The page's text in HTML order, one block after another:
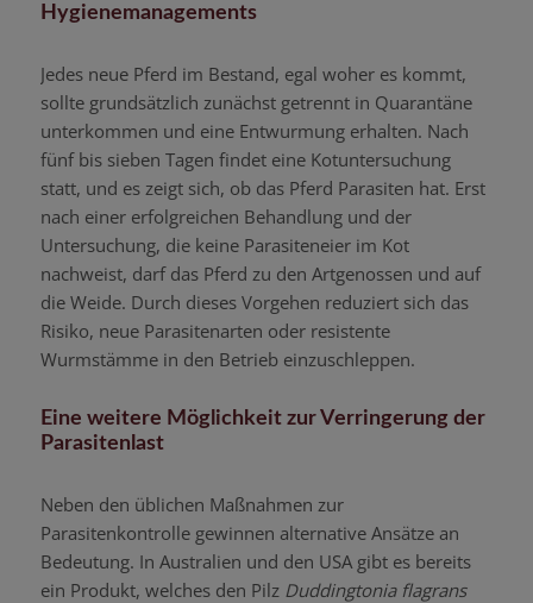
Hygienemanagements
Jedes neue Pferd im Bestand, egal woher es kommt,
sollte grundsätzlich zunächst getrennt in Quarantäne
unterkommen und eine Entwurmung erhalten. Nach
fünf bis sieben Tagen findet eine Kotuntersuchung
statt, und es zeigt sich, ob das Pferd Parasiten hat. Erst
nach einer erfolgreichen Behandlung und der
Untersuchung, die keine Parasiteneier im Kot
nachweist, darf das Pferd zu den Artgenossen und auf
die Weide. Durch dieses Vorgehen reduziert sich das
Risiko, neue Parasitenarten oder resistente
Wurmstämme in den Betrieb einzuschleppen.
Eine weitere Möglichkeit zur Verringerung der
Parasitenlast
Neben den üblichen Maßnahmen zur
Parasitenkontrolle gewinnen alternative Ansätze an
Bedeutung. In Australien und den USA gibt es bereits
ein Produkt, welches den Pilz Duddingtonia flagrans